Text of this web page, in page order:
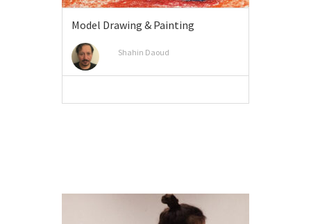
Model Drawing & Painting
Shahin Daoud